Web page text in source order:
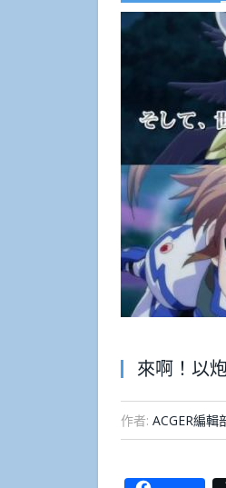
來啊！以
作者: ACGER編輯